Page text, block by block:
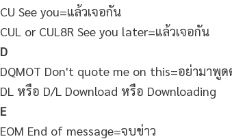
CU See you=แล้วเจอกัน
CUL or CUL8R See you later=แล้วเจอกัน
D
DQMOT Don't quote me on this=อย่ามาพู
DL หรือ D/L Download หรือ Downloading
E
EOM End of message=จบข่าว